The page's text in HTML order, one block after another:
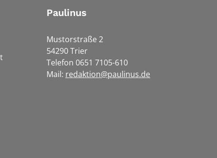
Paulinus
Mustorstraße 2
54290 Trier
Telefon 0651 7105-610
Mail: redaktion@paulinus.de